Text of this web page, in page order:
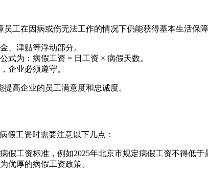
工在因病或伤无法工作的情况下仍能获得基本生活保
、津贴等浮动部分。
式为：病假工资 = 日工资 × 病假天数。
企业必须遵守。
高企业的员工满意度和忠诚度。
假工资时需要注意以下几点：
工资标准，例如2025年北京市规定病假工资不得低于
优厚的病假工资政策。